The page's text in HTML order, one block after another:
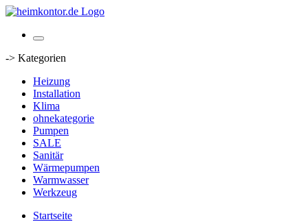
-> Kategorien
Heizung
Installation
Klima
ohnekategorie
Pumpen
SALE
Sanitär
Wärmepumpen
Warmwasser
Werkzeug
Startseite